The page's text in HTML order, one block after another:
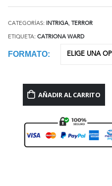
CATEGORÍAS: INTRIGA, TERROR
ETIQUETA: CATRIONA WARD
FORMATO
AÑADIR AL CARRITO